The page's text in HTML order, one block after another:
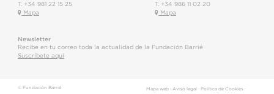
T. +34 981 22 15 25
Mapa
T. +34 986 11 02 20
Mapa
Newsletter
Recibe en tu correo toda la actualidad de la Fundación Barrié
Suscríbete aquí
© Fundación Barrié Mapa web· Aviso legal · Política de Cookies ·